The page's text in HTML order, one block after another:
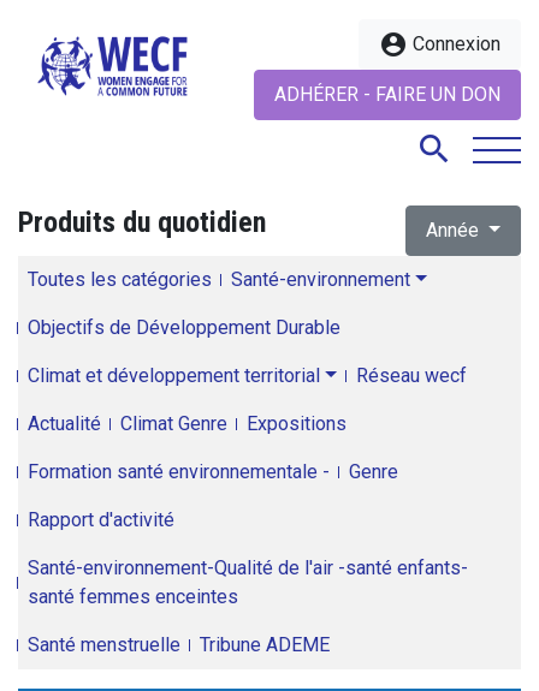
account_circle Connexion
ADHÉRER - FAIRE UN DON
search
Produits du quotidien Année
Toutes les catégories Santé-environnement
Objectifs de Développement Durable
Climat et développement territorial Réseau wecf
Actualité Climat Genre Expositions
Formation santé environnementale - Genre
Rapport d'activité
Santé-environnement-Qualité de l'air -santé enfants-
santé femmes enceintes
Santé menstruelle Tribune ADEME